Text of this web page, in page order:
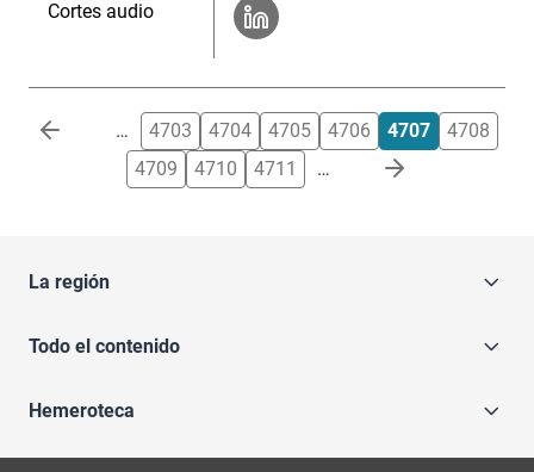
Cortes audio
Paginación … 4703 4704 4705 4706 4707
4708
4709
4710 4711 …
La región
Todo el contenido
Hemeroteca